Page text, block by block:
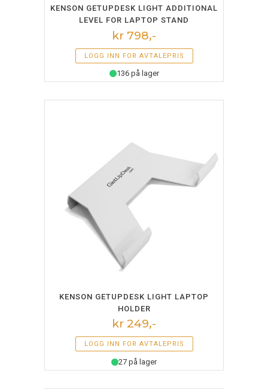
LEGG I HANDLEKURV
KENSON GETUPDESK LIGHT ADDITIONAL
LEVEL FOR LAPTOP STAND
kr 798,-
LOGG INN FOR AVTALEPRIS
136 på lager
LEGG I HANDLEKURV
KENSON GETUPDESK LIGHT LAPTOP
HOLDER
kr 249,-
LOGG INN FOR AVTALEPRIS
27 på lager